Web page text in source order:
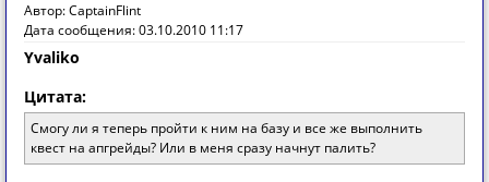
Автор: CaptainFlint
Дата сообщения: 03.10.2010 11:17
Yvaliko
Цитата:
Смогу ли я теперь пройти к ним на базу и все же выполнить
квест на апгрейды? Или в меня сразу начнут палить?